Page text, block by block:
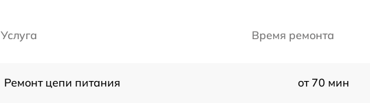
Услуга Время ремонта
Ремонт цепи питания от 70 мин